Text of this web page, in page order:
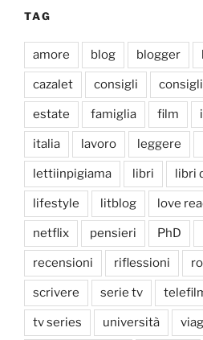
TAG
amore blog blogger
cazalet consigli
estate famiglia film
italia lavoro leggere
lettiinpigiama libri libri
lifestyle litblog love
netflix pensieri PhD
recensioni riflessioni
scrivere serie tv
tv series università